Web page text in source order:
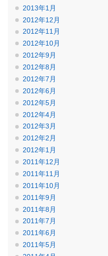
2013年1月
2012年12月
2012年11月
2012年10月
2012年9月
2012年8月
2012年7月
2012年6月
2012年5月
2012年4月
2012年3月
2012年2月
2012年1月
2011年12月
2011年11月
2011年10月
2011年9月
2011年8月
2011年7月
2011年6月
2011年5月